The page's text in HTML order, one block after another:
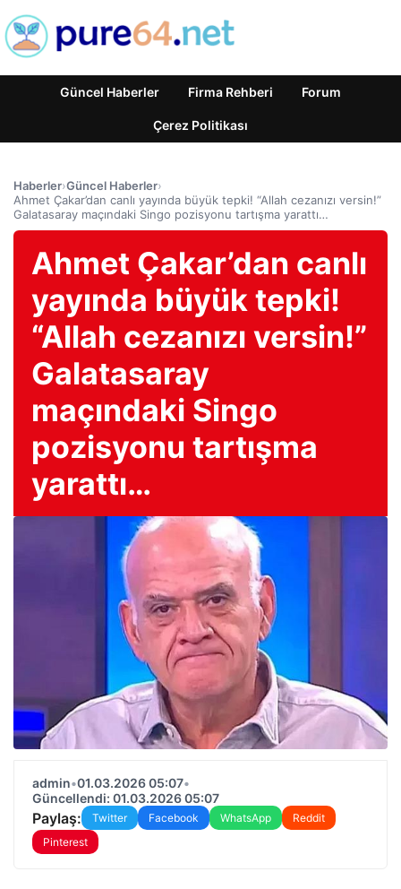
Güncel Haberler Firma Rehberi Forum
Çerez Politikası
Haberler›Güncel Haberler›
Ahmet Çakar’dan canlı yayında büyük tepki! “Allah cezanızı versin!”
Galatasaray maçındaki Singo pozisyonu tartışma yarattı…
Ahmet Çakar’dan canlı
yayında büyük tepki!
“Allah cezanızı versin!”
Galatasaray
maçındaki Singo
pozisyonu tartışma
yarattı…
admin•01.03.2026 05:07•
Güncellendi: 01.03.2026 05:07
Paylaş: Twitter Facebook WhatsApp
Reddit
Pinterest